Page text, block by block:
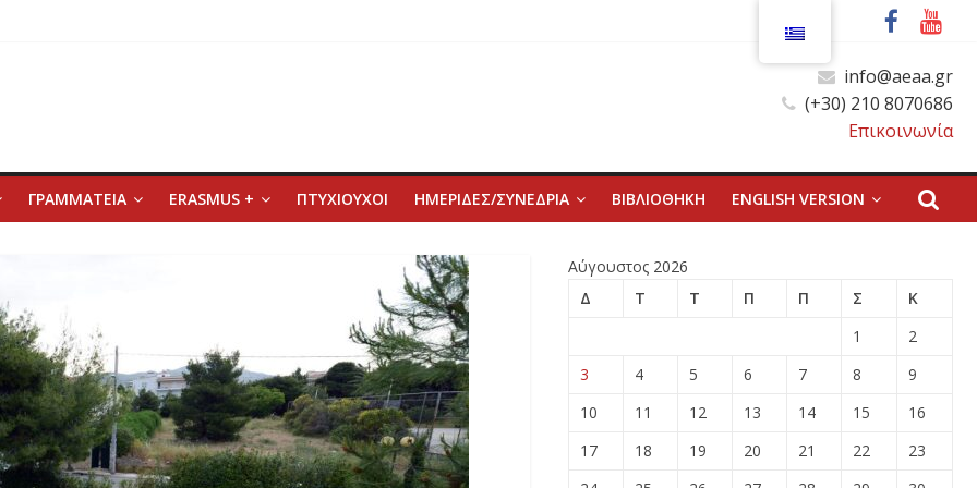
info@aeaa.gr
(+30) 210 8070686
Επικοινωνία
ΓΡΑΜΜΑΤΕΙΑ ERASMUS + ΠΤΥΧΙΟΥΧΟΙ ΗΜΕΡΙΔΕΣ/ΣΥΝΕΔΡΙΑ ΒΙΒΛΙΟΘΗΚΗ ENGLISH VERSION
Αύγουστος 2026
Δ
Τ Τ Π Π Σ
Κ
1
2
3
4 5 6 7 8
9
10
11 12 13 14 15
16
17
18 19 20 21 22
23